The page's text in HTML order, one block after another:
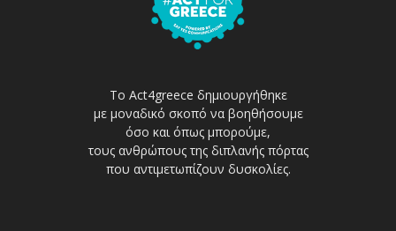
Το Act4greece δημιουργήθηκε
με μοναδικό σκοπό να βοηθήσουμε
όσο και όπως μπορούμε,
τους ανθρώπους της διπλανής πόρτας
που αντιμετωπίζουν δυσκολίες.